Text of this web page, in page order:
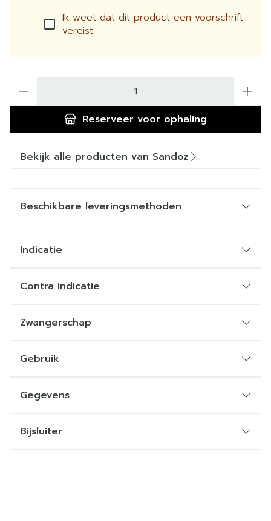
Ik weet dat dit product een voorschrift
vereist.
Reserveer voor ophaling
Bekijk alle producten van Sandoz
Beschikbare leveringsmethoden
Indicatie
Contra indicatie
Zwangerschap
Gebruik
Gegevens
Bijsluiter